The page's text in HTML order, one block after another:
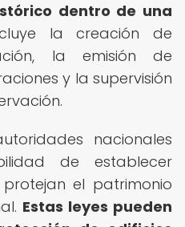
dentro de una
la creación de
la emisión de
y la supervisión
nacionales
de establecer
el patrimonio
Estas leyes pueden